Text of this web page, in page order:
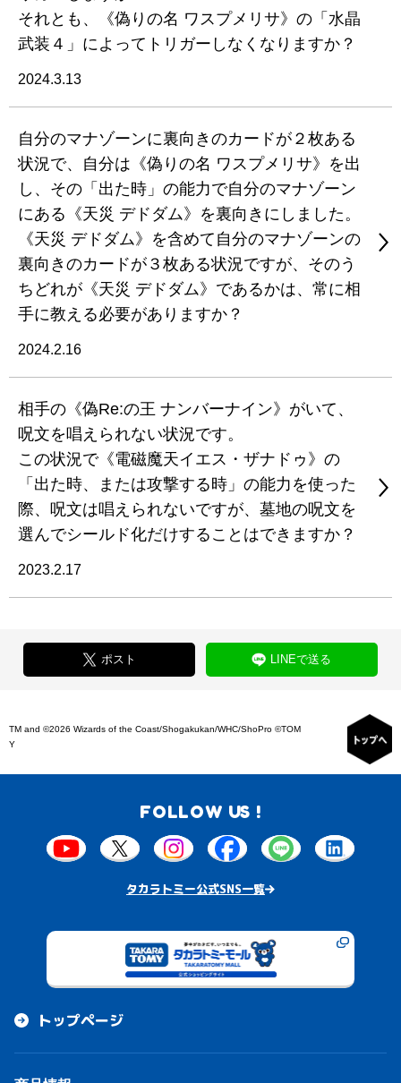
それとも、《偽りの名 ワスプメリサ》の「水晶
武装４」によってトリガーしなくなりますか？
2024.3.13
自分のマナゾーンに裏向きのカードが２枚ある
状況で、自分は《偽りの名 ワスプメリサ》を出
し、その「出た時」の能力で自分のマナゾーン
にある《天災 デドダム》を裏向きにしました。
《天災 デドダム》を含めて自分のマナゾーンの
裏向きのカードが３枚ある状況ですが、そのう
ちどれが《天災 デドダム》であるかは、常に相
手に教える必要がありますか？
2024.2.16
相手の《偽Re:の王 ナンバーナイン》がいて、
呪文を唱えられない状況です。
この状況で《電磁魔天イエス・ザナドゥ》の
「出た時、または攻撃する時」の能力を使った
際、呪文は唱えられないですが、墓地の呪文を
選んでシールド化だけすることはできますか？
2023.2.17
ポスト LINEで送る
TM and ©2026 Wizards of the Coast/Shogakukan/WHC/ShoPro ©TOM
Y
FOLLOW US !
タカラトミー公式SNS一覧
トップページ